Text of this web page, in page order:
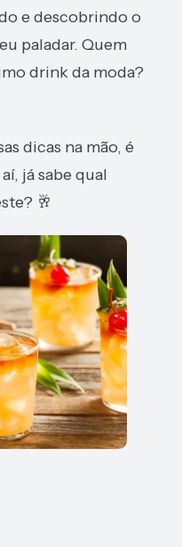
e descobrindo o
paladar. Quem
drink da moda?
dicas na mão, é
já sabe qual
🥂